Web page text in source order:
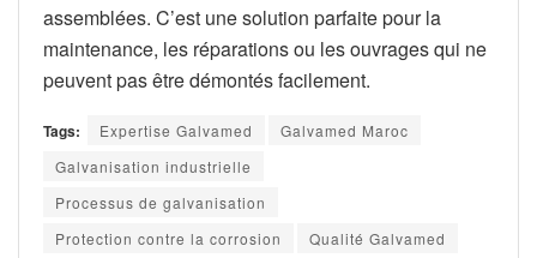
assemblées. C’est une solution parfaite pour la
maintenance, les réparations ou les ouvrages qui ne
peuvent pas être démontés facilement.
Tags: Expertise Galvamed
Galvamed Maroc
Galvanisation industrielle
Processus de galvanisation
Protection contre la corrosion
Qualité Galvamed